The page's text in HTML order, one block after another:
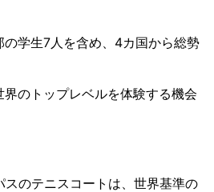
学生7人を含め、4カ国から総勢
のトップレベルを体験する機会
のテニスコートは、世界基準の